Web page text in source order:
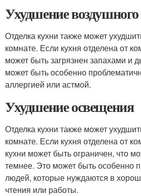
Ухудшение
Отделка кухни также может
комнате. Если кухня отделена от
может быть загрязнен запахами и
может быть особенно
аллергией или астмой.
Ухудшение освещения
Отделка кухни также может
комнате. Если кухня отделена от
кухни может быть ограничен, что
темнее. Это может быть особенно
людей, которые нуждаются в
чтения или работы.